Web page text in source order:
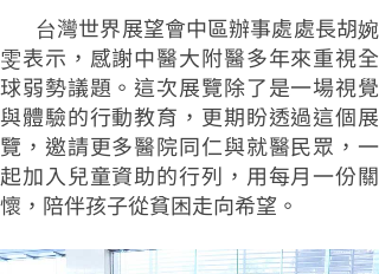
台灣世界展望會中區辦事處處長胡婉
雯表示，感謝中醫大附醫多年來重視全
球弱勢議題。這次展覽除了是一場視覺
與體驗的行動教育，更期盼透過這個展
覽，邀請更多醫院同仁與就醫民眾，一
起加入兒童資助的行列，用每月一份關
懷，陪伴孩子從貧困走向希望。